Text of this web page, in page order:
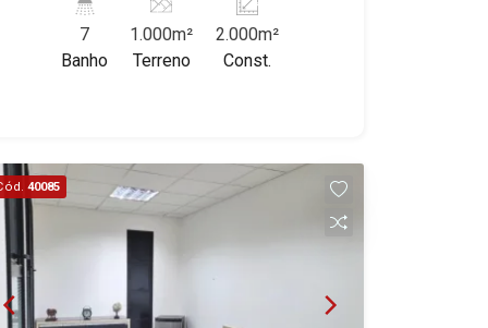
prateleiras, ideal para
distribuidora/logística, excelente
localização, próximo a Avenida Barão
7
Banho
1.000m²
Terreno
2.000m²
Const.
40085